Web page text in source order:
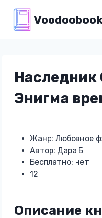
содержимому
Наследник
Энигма
Жанр: Любовное
Автор: Дара Б
Бесплатно: нет
12
Описание